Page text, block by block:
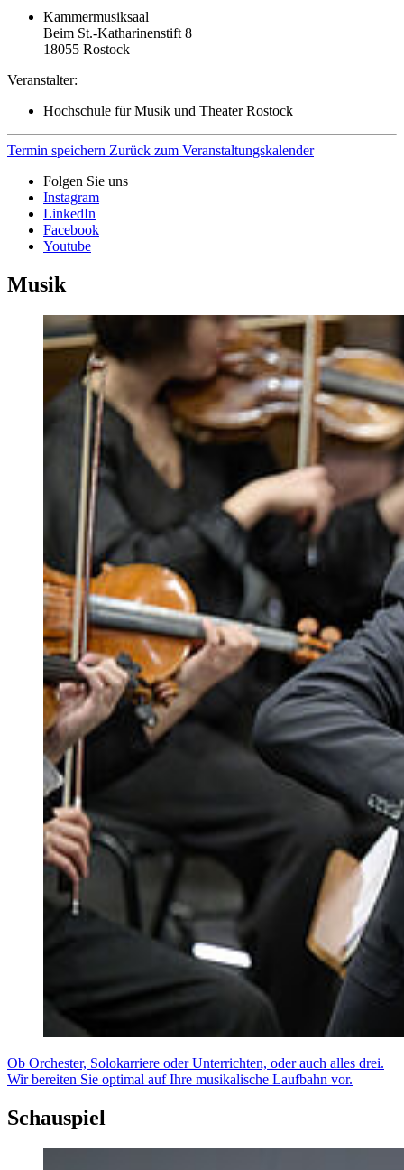
Kammermusiksaal
Beim St.-Katharinenstift 8
18055 Rostock
Veranstalter:
Hochschule für Musik und Theater Rostock
Termin speichern Zurück zum Veranstaltungskalender
Folgen Sie uns
Instagram
LinkedIn
Facebook
Youtube
Musik
Ob Orchester, Solokarriere oder Unterrichten, oder auch alles drei.
Wir bereiten Sie optimal auf Ihre musikalische Laufbahn vor.
Schauspiel